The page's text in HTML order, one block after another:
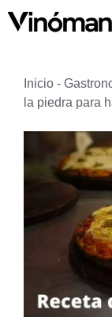
Inicio -
la piedra para